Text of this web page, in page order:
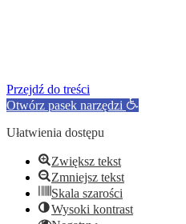
Przejdź do treści
Otwórz pasek narzędzi
Ułatwienia dostępu
Zwiększ tekst
Zmniejsz tekst
Skala szarości
Wysoki kontrast